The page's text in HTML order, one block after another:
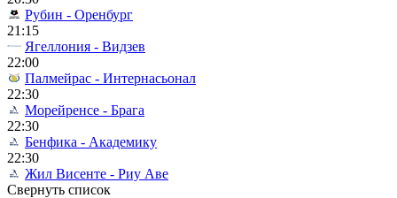
Рубин - Оренбург
21:15
Ягеллония - Видзев
22:00
Палмейрас - Интернасьонал
22:30
Морейренсе - Брага
22:30
Бенфика - Академику
22:30
Жил Висенте - Риу Аве
Свернуть список